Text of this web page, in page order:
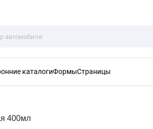
каталогиФормыСтраницы
400мл